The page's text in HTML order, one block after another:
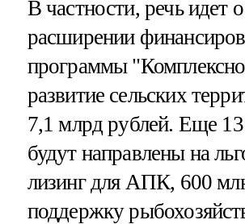
В частности, речь идет о
расширении
программы
развитие сельских
7,1 млрд рублей. Еще
будут направлены на
лизинг для АПК, 600
поддержку